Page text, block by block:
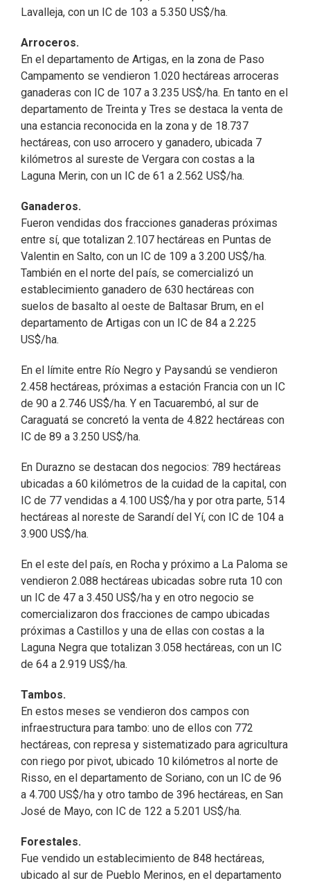
Lavalleja, con un IC de 103 a 5.350 US$/ha.
Arroceros.
En el departamento de Artigas, en la zona de Paso
Campamento se vendieron 1.020 hectáreas arroceras
ganaderas con IC de 107 a 3.235 US$/ha. En tanto en el
departamento de Treinta y Tres se destaca la venta de
una estancia reconocida en la zona y de 18.737
hectáreas, con uso arrocero y ganadero, ubicada 7
kilómetros al sureste de Vergara con costas a la
Laguna Merin, con un IC de 61 a 2.562 US$/ha.
Ganaderos.
Fueron vendidas dos fracciones ganaderas próximas
entre sí, que totalizan 2.107 hectáreas en Puntas de
Valentin en Salto, con un IC de 109 a 3.200 US$/ha.
También en el norte del país, se comercializó un
establecimiento ganadero de 630 hectáreas con
suelos de basalto al oeste de Baltasar Brum, en el
departamento de Artigas con un IC de 84 a 2.225
US$/ha.
En el límite entre Río Negro y Paysandú se vendieron
2.458 hectáreas, próximas a estación Francia con un IC
de 90 a 2.746 US$/ha. Y en Tacuarembó, al sur de
Caraguatá se concretó la venta de 4.822 hectáreas con
IC de 89 a 3.250 US$/ha.
En Durazno se destacan dos negocios: 789 hectáreas
ubicadas a 60 kilómetros de la cuidad de la capital, con
IC de 77 vendidas a 4.100 US$/ha y por otra parte, 514
hectáreas al noreste de Sarandí del Yí, con IC de 104 a
3.900 US$/ha.
En el este del país, en Rocha y próximo a La Paloma se
vendieron 2.088 hectáreas ubicadas sobre ruta 10 con
un IC de 47 a 3.450 US$/ha y en otro negocio se
comercializaron dos fracciones de campo ubicadas
próximas a Castillos y una de ellas con costas a la
Laguna Negra que totalizan 3.058 hectáreas, con un IC
de 64 a 2.919 US$/ha.
Tambos.
En estos meses se vendieron dos campos con
infraestructura para tambo: uno de ellos con 772
hectáreas, con represa y sistematizado para agricultura
con riego por pivot, ubicado 10 kilómetros al norte de
Risso, en el departamento de Soriano, con un IC de 96
a 4.700 US$/ha y otro tambo de 396 hectáreas, en San
José de Mayo, con IC de 122 a 5.201 US$/ha.
Forestales.
Fue vendido un establecimiento de 848 hectáreas,
ubicado al sur de Pueblo Merinos, en el departamento